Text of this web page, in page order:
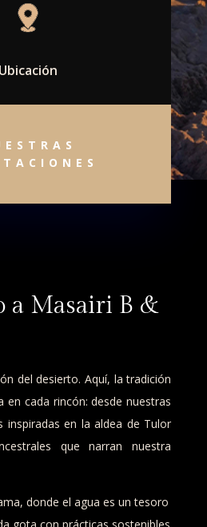
Ubicación
a Masairi B &
del desierto. Aquí, la tradición
en cada rincón: desde nuestras
inspiradas en la aldea de Tulor
que narran nuestra
donde el agua es un tesoro